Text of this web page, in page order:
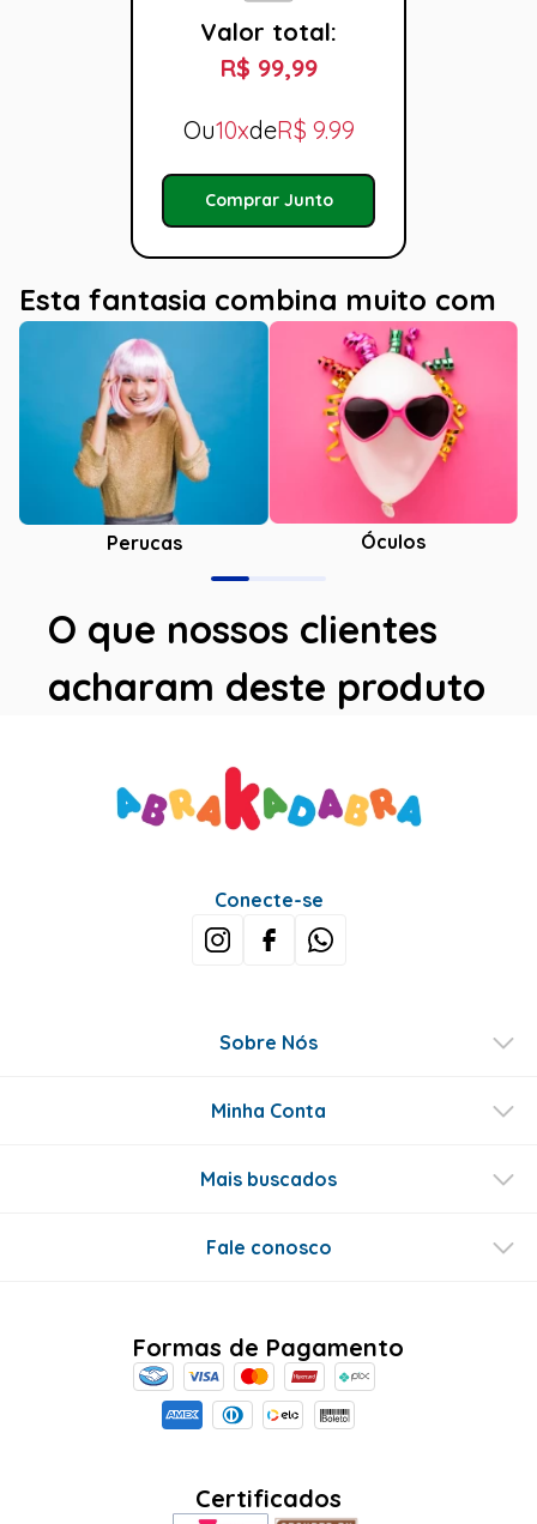
Valor total:
R$ 99,99
Ou10xdeR$ 9.99
Comprar Junto
Esta fantasia combina muito com
Perucas Óculos
O que nossos clientes
acharam deste produto
Conecte-se
Sobre Nós
Minha Conta
Mais buscados
Fale conosco
Formas de Pagamento
Certificados